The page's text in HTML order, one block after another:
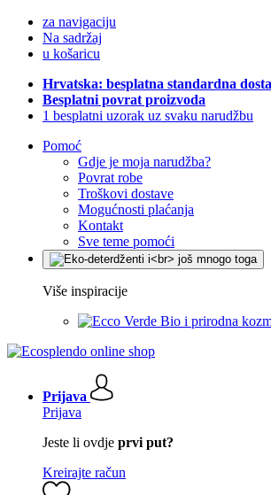
za navigaciju
Na sadržaj
u košaricu
Hrvatska: besplatna standardna
Besplatni povrat proizvoda
1 besplatni uzorak uz svaku narudžbu
Pomoć
Gdje je moja narudžba?
Povrat robe
Troškovi dostave
Mogućnosti plaćanja
Kontakt
Sve teme pomoći
Više inspiracije
Bio i prirodna
Prijava
Prijava
Jeste li ovdje prvi put?
Kreirajte račun